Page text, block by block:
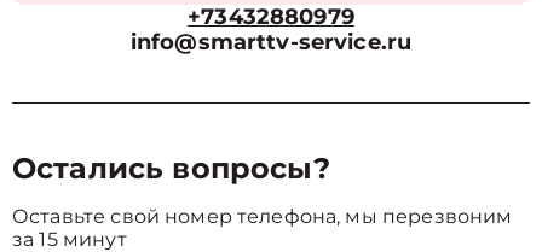
+73432880979
info@smarttv-service.ru
Остались вопросы?
Оставьте свой номер телефона, мы перезвоним
за 15 минут